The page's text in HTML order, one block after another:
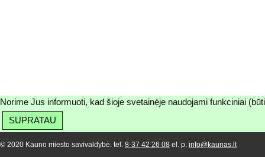
Norime Jus informuoti, kad šioje svetainėje naudojami funkciniai
SUPRATAU
© 2020 Kauno miesto savivaldybė. tel. 8-37 42 26 08 el. p. info@kaunas.lt